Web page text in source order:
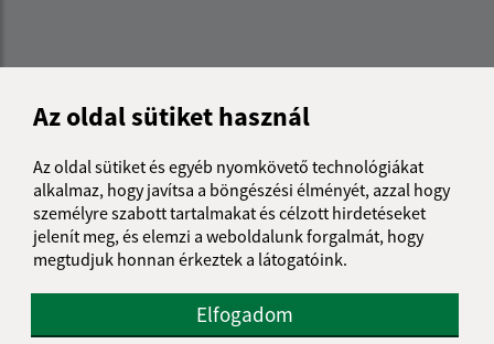
Az oldal sütiket használ
Az oldal sütiket és egyéb nyomkövető technológiákat
alkalmaz, hogy javítsa a böngészési élményét, azzal hogy
személyre szabott tartalmakat és célzott hirdetéseket
jelenít meg, és elemzi a weboldalunk forgalmát, hogy
megtudjuk honnan érkeztek a látogatóink.
Elfogadom
Az oldalról: